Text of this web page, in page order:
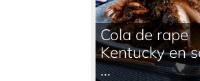
Cola de rape
Kentucky en
...